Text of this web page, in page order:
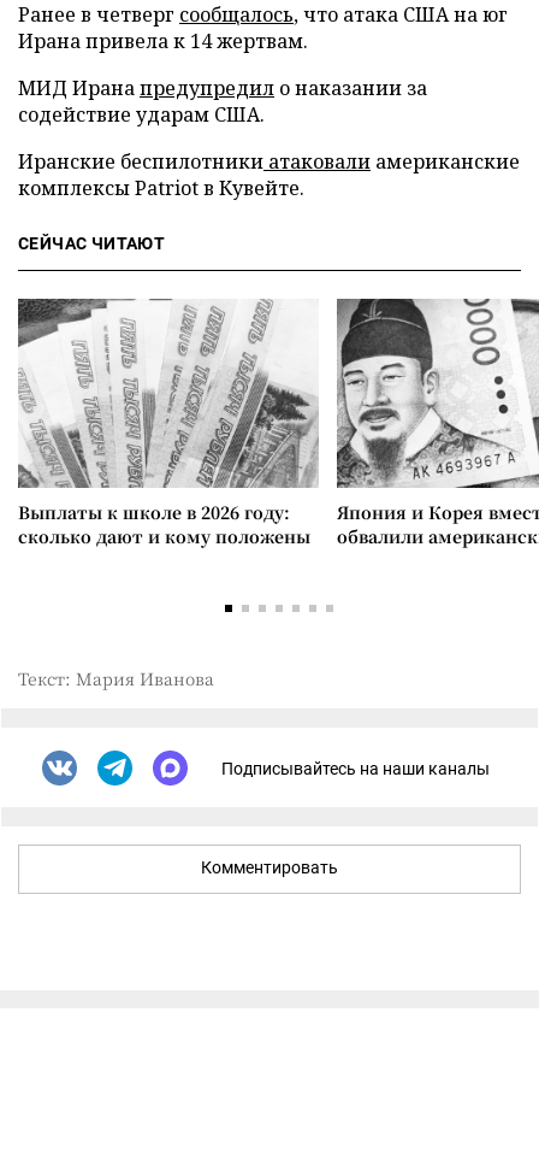
Ранее в четверг сообщалось, что атака США на юг
Ирана привела к 14 жертвам.
МИД Иранапредупредил о наказании за
содействие ударам США.
Иранские беспилотники атаковали американские
комплексы Patriot в Кувейте.
СЕЙЧАС ЧИТАЮТ
Выплаты к школе в 2026 году:
сколько дают и кому положены
Япония и Корея
обвалили
Текст: Мария Иванова
Подписывайтесь на наши каналы
Комментировать